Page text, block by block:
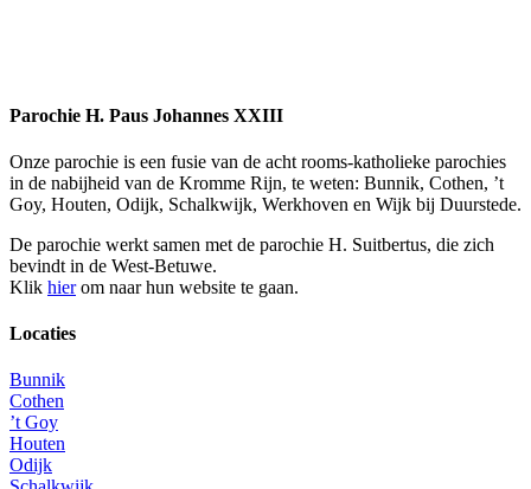
Parochie H. Paus Johannes XXIII
Onze parochie is een fusie van de acht rooms-katholieke parochies
in de nabijheid van de Kromme Rijn, te weten: Bunnik, Cothen, ’t
Goy, Houten, Odijk, Schalkwijk, Werkhoven en Wijk bij Duurstede.
De parochie werkt samen met de parochie H. Suitbertus, die zich
bevindt in de West-Betuwe.
Klik hierom naar hun website te gaan.
Locaties
Bunnik
Cothen
’t Goy
Houten
Odijk